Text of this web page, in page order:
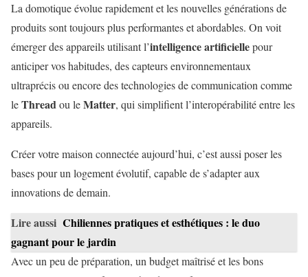
La domotique évolue rapidement et les nouvelles générations de
produits sont toujours plus performantes et abordables. On voit
émerger des appareils utilisant l’intelligence artificiellepour
anticiper vos habitudes, des capteurs environnementaux
ultraprécis ou encore des technologies de communication comme
leThreadou leMatter, qui simplifient l’interopérabilité entre les
appareils.
Créer votre maison connectée aujourd’hui, c’est aussi poser les
bases pour un logement évolutif, capable de s’adapter aux
innovations de demain.
Lire aussi Chiliennes pratiques et esthétiques : le duo
gagnant pour le jardin
Avec un peu de préparation, un budget maîtrisé et les bons